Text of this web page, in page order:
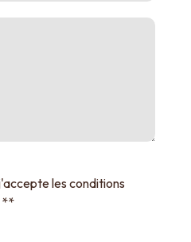
les conditions
**